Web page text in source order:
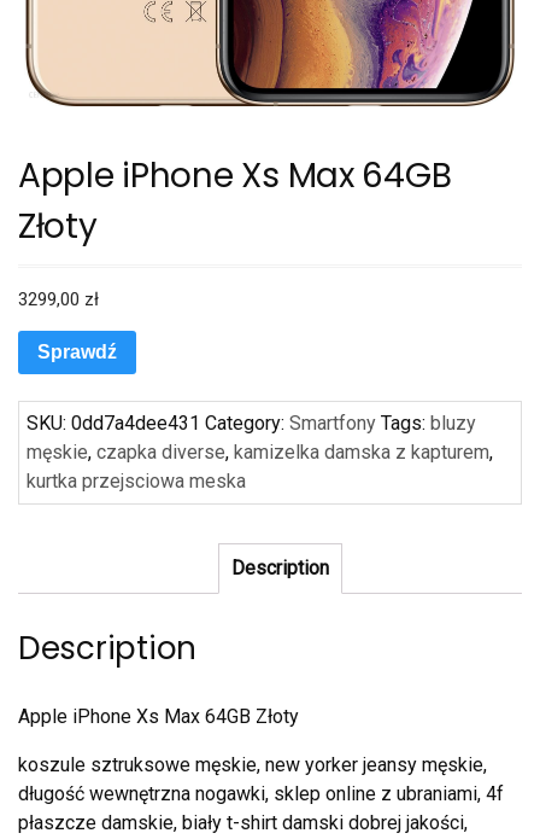
Apple iPhone Xs Max 64GB
Złoty
3299,00 zł
Sprawdź
SKU: 0dd7a4dee431 Category: Smartfony Tags: bluzy
męskie, czapka diverse, kamizelka damska z kapturem,
kurtka przejsciowa meska
Description
Description
Apple iPhone Xs Max 64GB Złoty
koszule sztruksowe męskie, new yorker jeansy męskie,
długość wewnętrzna nogawki, sklep online z ubraniami, 4f
płaszcze damskie, biały t-shirt damski dobrej jakości,